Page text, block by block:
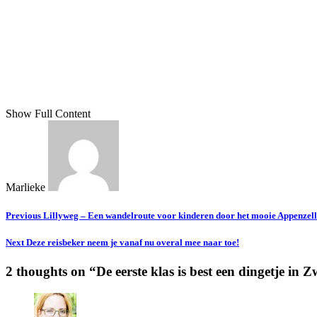
Show Full Content
Marlieke
Previous Lillyweg – Een wandelroute voor kinderen door het mooie
Next Deze reisbeker neem je vanaf nu overal mee naar toe!
2 thoughts on “De eerste klas is best een dingetje in